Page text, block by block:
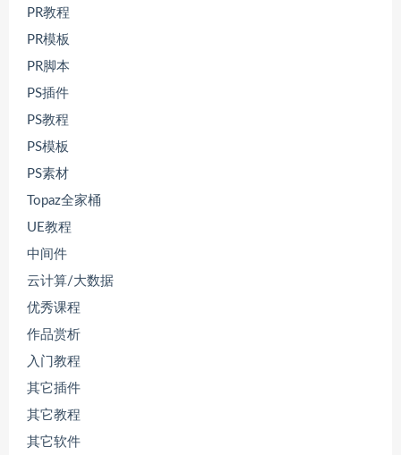
PR教程
PR模板
PR脚本
PS插件
PS教程
PS模板
PS素材
Topaz全家桶
UE教程
中间件
云计算/大数据
优秀课程
作品赏析
入门教程
其它插件
其它教程
其它软件